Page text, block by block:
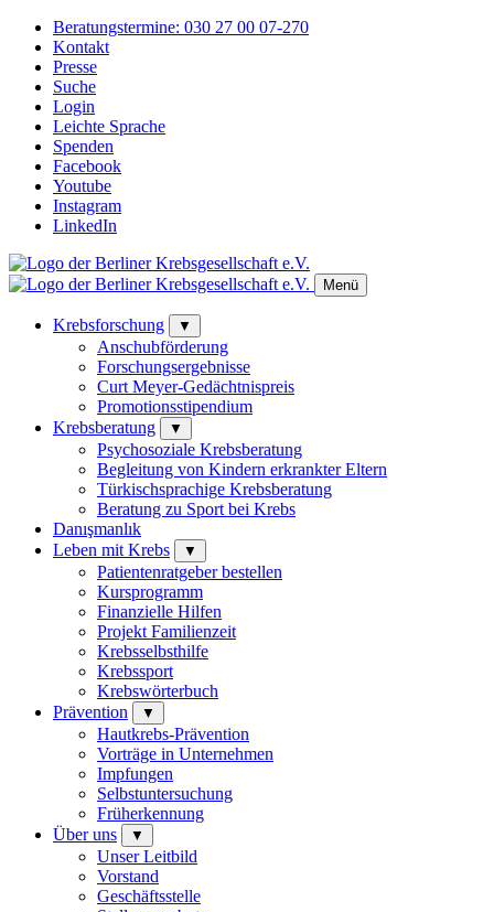
Beratungstermine: 030 27 00 07-270
Kontakt
Presse
Suche
Login
Leichte Sprache
Spenden
Facebook
Youtube
Instagram
LinkedIn
Menü
Krebsforschung ▼
Anschubförderung
Forschungsergebnisse
Curt Meyer-Gedächtnispreis
Promotionsstipendium
Krebsberatung
▼
Psychosoziale Krebsberatung
Begleitung von Kindern erkrankter Eltern
Türkischsprachige Krebsberatung
Beratung zu Sport bei Krebs
Danışmanlık
Leben mit Krebs
▼
Patientenratgeber bestellen
Kursprogramm
Finanzielle Hilfen
Projekt Familienzeit
Krebsselbsthilfe
Krebssport
Krebswörterbuch
Prävention
▼
Hautkrebs-Prävention
Vorträge in Unternehmen
Impfungen
Selbstuntersuchung
Früherkennung
Über uns
▼
Unser Leitbild
Vorstand
Geschäftsstelle